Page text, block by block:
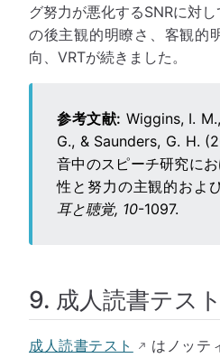
グ努力が悪化するSNRに対
の後主観的明瞭さ、客観的
向、VRTが続きました。
参考文献: Wiggins, I.
G., & Saunders, G. H.
音中のスピーチ研究に
性と努力の主観的およ
耳と聴覚, 10-1097.
9. 成人読書テスト
成人読書テスト
はノッテ